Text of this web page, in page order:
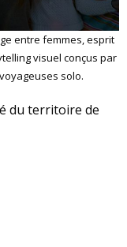
entre femmes, esprit
visuel conçus par
solo.
du territoire de